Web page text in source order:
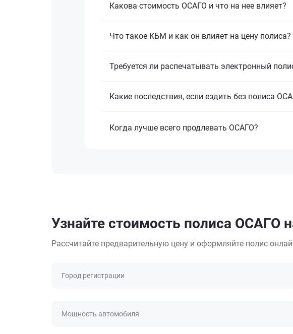
Какова стоимость ОСАГО и что на нее влияет?
Что такое КБМ и как он влияет на цену полиса?
Требуется ли распечатывать электронный
Какие последствия, если ездить без полиса
Когда лучше всего продлевать ОСАГО?
Узнайте стоимость полиса ОСАГО
Рассчитайте предварительную цену и оформляйте полис
Город регистрации
Мощность автомобиля